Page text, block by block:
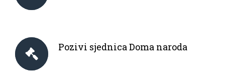
Pozivi sjednica Doma naroda